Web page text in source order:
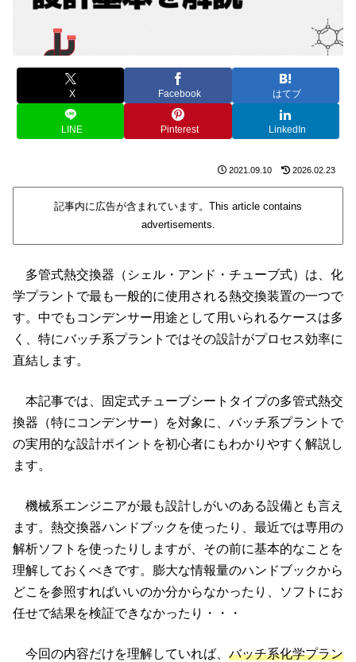
X Facebook はてブ
LINE Pinterest LinkedIn
2021.09.10 2026.02.23
記事内に広告が含まれています。This article contains
advertisements.
多管式熱交換器（シェル・アンド・チューブ式）は、化
学プラントで最も一般的に使用される熱交換装置の一つで
す。中でもコンデンサー用途として用いられるケースは多
く、特にバッチ系プラントではその設計がプロセス効率に
直結します。
本記事では、固定式チューブシートタイプの多管式熱交
換器（特にコンデンサー）を対象に、バッチ系プラントで
の実用的な設計ポイントを初心者にもわかりやすく解説し
ます。
機械系エンジニアが最も設計しがいのある設備とも言え
ます。熱交換器ハンドブックを使ったり、最近では専用の
解析ソフトを使ったりしますが、その前に基本的なことを
理解しておくべきです。膨大な情報量のハンドブックから
どこを参照すればいいのか分からなかったり、ソフトにお
任せで結果を検証できなかったり・・・
今回の内容だけを理解していれば、 バッチ系化学プラン